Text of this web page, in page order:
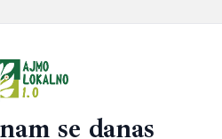
se danas